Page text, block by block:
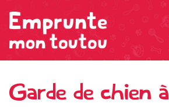
Garde de chien à